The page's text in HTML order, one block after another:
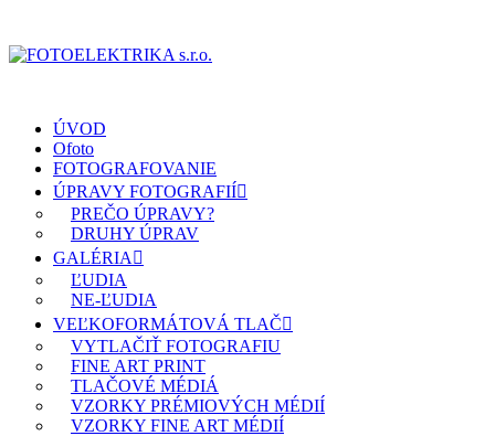
ÚVOD
Ofoto
FOTOGRAFOVANIE
ÚPRAVY FOTOGRAFIÍ
PREČO ÚPRAVY?
DRUHY ÚPRAV
GALÉRIA
ĽUDIA
NE-ĽUDIA
VEĽKOFORMÁTOVÁ TLAČ
VYTLAČIŤ FOTOGRAFIU
FINE ART PRINT
TLAČOVÉ MÉDIÁ
VZORKY PRÉMIOVÝCH MÉDIÍ
VZORKY FINE ART MÉDIÍ